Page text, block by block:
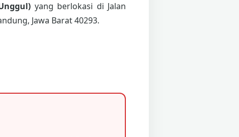
yang berlokasi di Jalan
Jawa Barat 40293.